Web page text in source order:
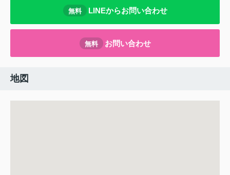
無料 LINEからお問い合わせ
無料 お問い合わせ
地図